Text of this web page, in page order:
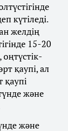
күтіледі.
желдің
15-20
қаупі, ал
қаупі
және
және